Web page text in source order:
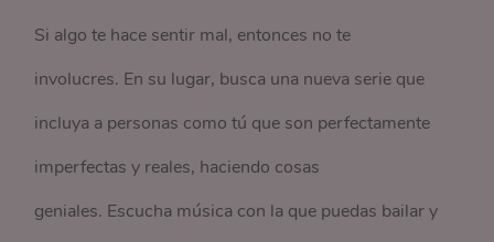
Si algo te hace sentir mal, entonces no te
involucres. En su lugar, busca una nueva serie que
incluya a personas como tú que son perfectamente
imperfectas y reales, haciendo cosas
geniales. Escucha música con la que puedas bailar y